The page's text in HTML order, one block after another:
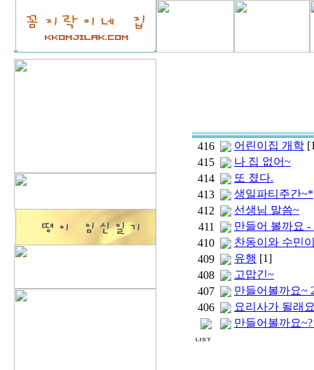
416 어린이집 개학
415
나 집 없어~
414
또 졌다.
413
생일파티주간~*
412
선생님 말씀~
411
만들어 볼까요 -
410
찬동이와 수민
409
유행 [1]
408
고맙긴~
407
만들어볼까요~
406
요리사가 될래
만들어볼까요